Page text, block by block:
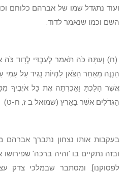
ועוד נתגדל שמו של אברהם כלוחם
השם וכמו שנאמר לדוד:
(ח) וְעַתָּה כֹּה תֹאמַר לְעַבְדִּי לְדָוִד כֹּה
הַנָּוֶה מֵאַחַר הַצֹּאן לִהְיוֹת נָגִיד עַל
אֲשֶׁר הָלַכְתָּ וָאַכְרִתָה אֶת כָּל אֹיְבֶיךָ
הַגְּדֹלִים אֲשֶׁר בָּאָרֶץ (שמואל ב ז, ח-ט)
בעקבות אותו נצחון נתברך
ובזה נתקיים בו 'והיה ברכה'
לפסוקנו]. ומסתבר שבמלכי צדק